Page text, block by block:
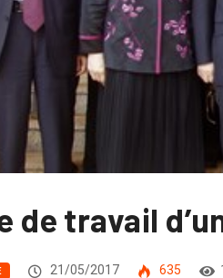
de travail
21/05/2017 635